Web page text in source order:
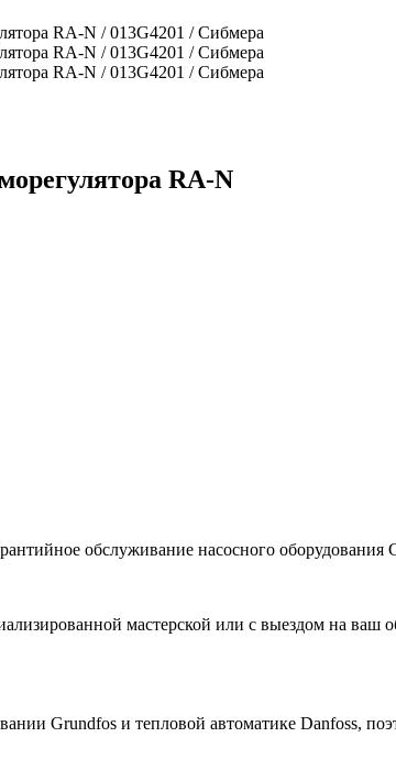
RA-N
обслуживание насосного оборудования
мастерской или с выездом на
Grundfos и тепловой автоматике Danfoss,